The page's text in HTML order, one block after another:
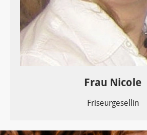
Frau Nicole
Friseurgesellin